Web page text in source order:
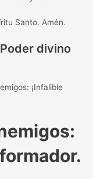
Santo. Amén.
divino
¡Infalible